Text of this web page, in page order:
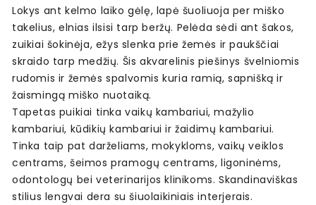
Lokys ant kelmo laiko gėlę, lapė šuoliuoja per miško
takelius, elnias ilsisi tarp beržų. Pelėda sėdi ant šakos,
zuikiai šokinėja, ežys slenka prie žemės ir paukščiai
skraido tarp medžių. Šis akvarelinis piešinys švelniomis
rudomis ir žemės spalvomis kuria ramią, sapnišką ir
žaismingą miško nuotaiką.
Tapetas puikiai tinka vaikų kambariui, mažylio
kambariui, kūdikių kambariui ir žaidimų kambariui.
Tinka taip pat darželiams, mokykloms, vaikų veiklos
centrams, šeimos pramogų centrams, ligoninėms,
odontologų bei veterinarijos klinikoms. Skandinaviškas
stilius lengvai dera su šiuolaikiniais interjerais.